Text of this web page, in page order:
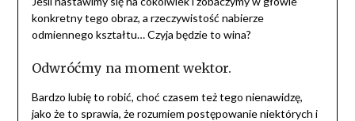
konkretny tego obraz, a rzeczywistość nabierze
odmiennego kształtu… Czyja będzie to wina?
Odwróćmy na moment wektor.
Bardzo lubię to robić, choć czasem też tego nienawidzę,
jako że to sprawia, że rozumiem postępowanie niektórych i